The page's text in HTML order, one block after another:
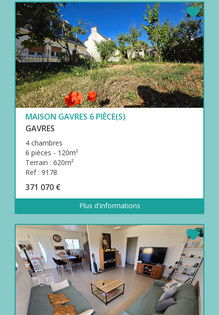
MAISON GAVRES 6 PIÈCE(S)
GAVRES
4 chambres
6 pièces - 120m²
Terrain : 620m²
Ref : 9178
371 070 €
Plus d'informations